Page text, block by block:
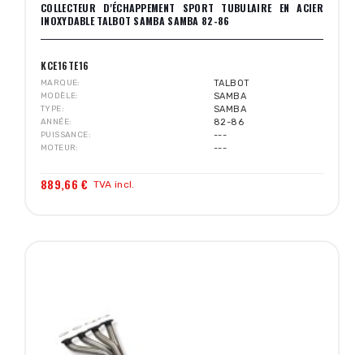
COLLECTEUR D'ÉCHAPPEMENT SPORT TUBULAIRE EN ACIER
INOXYDABLE TALBOT SAMBA SAMBA 82-86
KCE16TE16
MARQUE TALBOT
MODÈLE SAMBA
TYPE SAMBA
ANNÉE 82-86
PUISSANCE ---
MOTEUR ---
889,66 € TVA incl.